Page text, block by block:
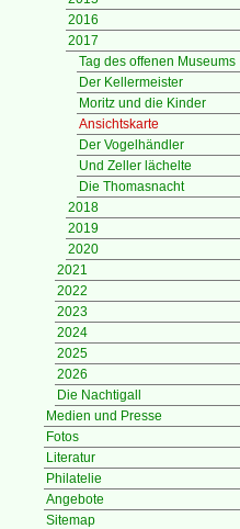
2016
2017
Tag des offenen Museums
Der Kellermeister
Moritz und die Kinder
Ansichtskarte
Der Vogelhändler
Und Zeller lächelte
Die Thomasnacht
2018
2019
2020
2021
2022
2023
2024
2025
2026
Die Nachtigall
Medien und Presse
Fotos
Literatur
Philatelie
Angebote
Sitemap